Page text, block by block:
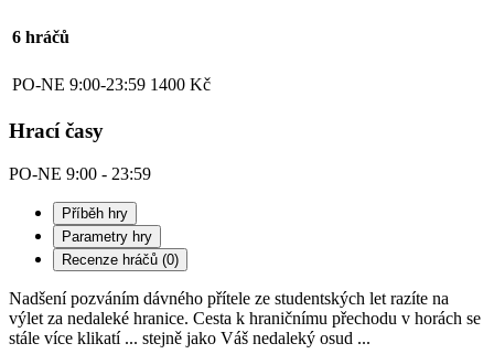
6 hráčů
PO-NE 9:00-23:59 1400 Kč
Hrací časy
PO-NE 9:00 - 23:59
Příběh hry
Parametry hry
Recenze hráčů (0)
Nadšení pozváním dávného přítele ze studentských let razíte na
výlet za nedaleké hranice. Cesta k hraničnímu přechodu v horách se
stále více klikatí ... stejně jako Váš nedaleký osud ...